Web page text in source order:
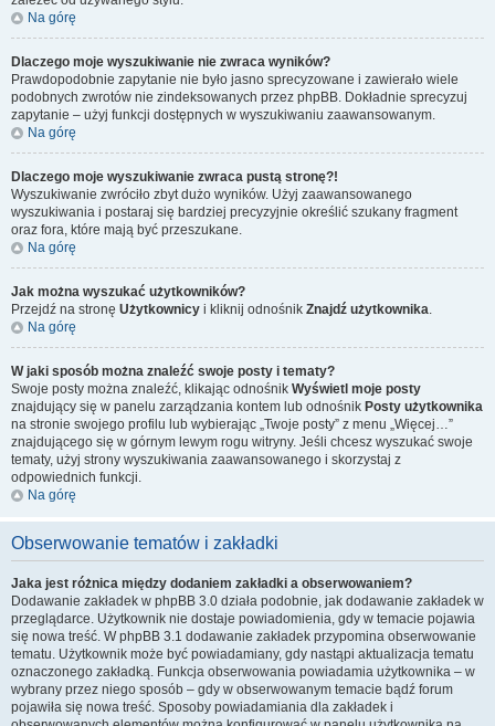
Na górę
Dlaczego moje wyszukiwanie nie zwraca wyników?
Prawdopodobnie zapytanie nie było jasno sprecyzowane i zawierało wiele
podobnych zwrotów nie zindeksowanych przez phpBB. Dokładnie sprecyzuj
zapytanie – użyj funkcji dostępnych w wyszukiwaniu zaawansowanym.
Na górę
Dlaczego moje wyszukiwanie zwraca pustą stronę?!
Wyszukiwanie zwróciło zbyt dużo wyników. Użyj zaawansowanego
wyszukiwania i postaraj się bardziej precyzyjnie określić szukany fragment
oraz fora, które mają być przeszukane.
Na górę
Jak można wyszukać użytkowników?
Przejdź na stronę Użytkownicy i kliknij odnośnik Znajdź użytkownika.
Na górę
W jaki sposób można znaleźć swoje posty i tematy?
Swoje posty można znaleźć, klikając odnośnik Wyświetl moje posty
znajdujący się w panelu zarządzania kontem lub odnośnik Posty użytkownika
na stronie swojego profilu lub wybierając „Twoje posty” z menu „Więcej…”
znajdującego się w górnym lewym rogu witryny. Jeśli chcesz wyszukać swoje
tematy, użyj strony wyszukiwania zaawansowanego i skorzystaj z
odpowiednich funkcji.
Na górę
Obserwowanie tematów i zakładki
Jaka jest różnica między dodaniem zakładki a obserwowaniem?
Dodawanie zakładek w phpBB 3.0 działa podobnie, jak dodawanie zakładek w
przeglądarce. Użytkownik nie dostaje powiadomienia, gdy w temacie pojawia
się nowa treść. W phpBB 3.1 dodawanie zakładek przypomina obserwowanie
tematu. Użytkownik może być powiadamiany, gdy nastąpi aktualizacja tematu
oznaczonego zakładką. Funkcja obserwowania powiadamia użytkownika – w
wybrany przez niego sposób – gdy w obserwowanym temacie bądź forum
pojawiła się nowa treść. Sposoby powiadamiania dla zakładek i